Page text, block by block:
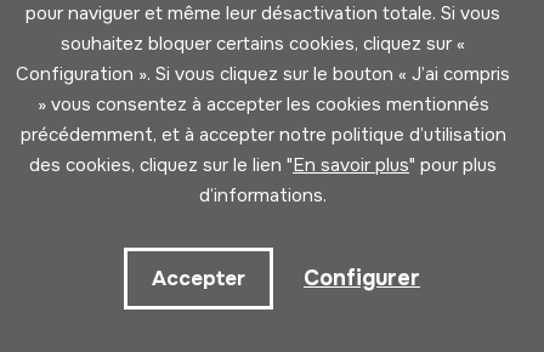
pour naviguer et même leur désactivation totale. Si vous
souhaitez bloquer certains cookies, cliquez sur «
Configuration ». Si vous cliquez sur le bouton « J’ai compris
» vous consentez à accepter les cookies mentionnés
précédemment, et à accepter notre politique d’utilisation
des cookies, cliquez sur le lien "En savoir plus" pour plus
d’informations.
Accepter Configurer